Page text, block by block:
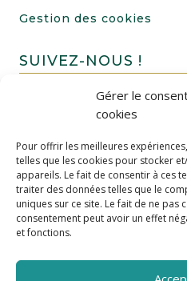
Gérer le
cookies
Pour offrir les meilleures
telles que les cookies pour stocker
appareils. Le fait de consentir à ces
traiter des données telles que le
uniques sur ce site. Le fait de ne pas
consentement peut avoir un effet
et fonctions.
Gestion des cookies
SUIVEZ-NOUS !
FAIRE UN DON